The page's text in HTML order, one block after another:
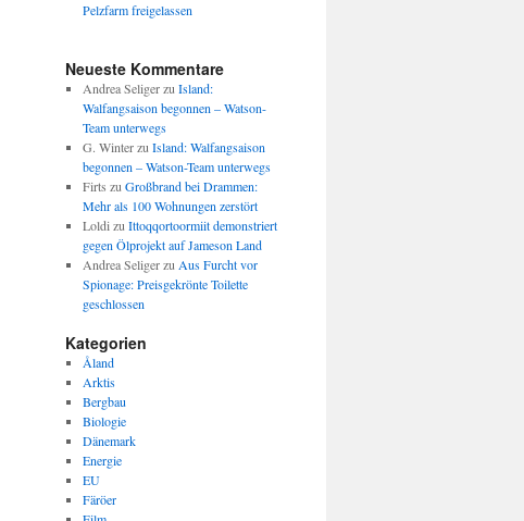
Pelzfarm freigelassen
Neueste Kommentare
Andrea Seligerzu Island:
Walfangsaison begonnen – Watson-
Team unterwegs
G. Winterzu Island: Walfangsaison
begonnen – Watson-Team unterwegs
Firts zu Großbrand bei Drammen:
Mehr als 100 Wohnungen zerstört
Loldi zu Ittoqqortoormiit demonstriert
gegen Ölprojekt auf Jameson Land
Andrea Seligerzu Aus Furcht vor
Spionage: Preisgekrönte Toilette
geschlossen
Kategorien
Åland
Arktis
Bergbau
Biologie
Dänemark
Energie
EU
Färöer